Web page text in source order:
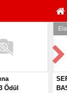
Ödül